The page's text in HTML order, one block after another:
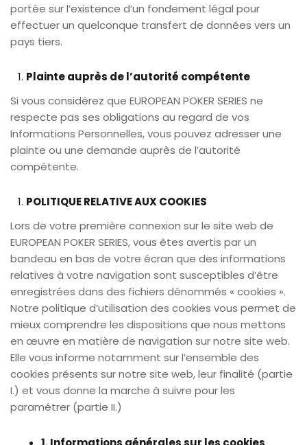
portée sur l’existence d’un fondement légal pour
effectuer un quelconque transfert de données vers un
pays tiers.
Plainte auprès de l’autorité compétente
Si vous considérez que EUROPEAN POKER SERIES ne
respecte pas ses obligations au regard de vos
Informations Personnelles, vous pouvez adresser une
plainte ou une demande auprès de l’autorité
compétente.
POLITIQUE RELATIVE AUX COOKIES
Lors de votre première connexion sur le site web de
EUROPEAN POKER SERIES, vous êtes avertis par un
bandeau en bas de votre écran que des informations
relatives à votre navigation sont susceptibles d’être
enregistrées dans des fichiers dénommés « cookies ».
Notre politique d’utilisation des cookies vous permet de
mieux comprendre les dispositions que nous mettons
en œuvre en matière de navigation sur notre site web.
Elle vous informe notamment sur l’ensemble des
cookies présents sur notre site web, leur finalité (partie
I.) et vous donne la marche à suivre pour les
paramétrer (partie II.)